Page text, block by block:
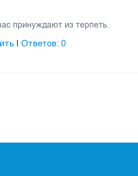
принуждают из терпеть.
|Ответов:0